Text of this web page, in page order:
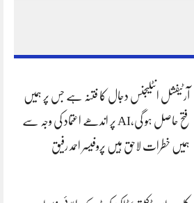
آرٹیفشل انٹلیجنس دجال کا فتنہ ہے جس پر ہمیں
فتح حاصل ہو گی،AI پر اندھے اعتماد کی وجہ سے
ہمیں خطرات لاحق ہیں پروفیسر احمد رفیق